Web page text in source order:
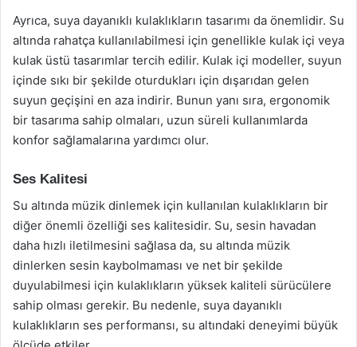
Ayrıca, suya dayanıklı kulaklıkların tasarımı da önemlidir. Su
altında rahatça kullanılabilmesi için genellikle kulak içi veya
kulak üstü tasarımlar tercih edilir. Kulak içi modeller, suyun
içinde sıkı bir şekilde oturdukları için dışarıdan gelen
suyun geçişini en aza indirir. Bunun yanı sıra, ergonomik
bir tasarıma sahip olmaları, uzun süreli kullanımlarda
konfor sağlamalarına yardımcı olur.
Ses Kalitesi
Su altında müzik dinlemek için kullanılan kulaklıkların bir
diğer önemli özelliği ses kalitesidir. Su, sesin havadan
daha hızlı iletilmesini sağlasa da, su altında müzik
dinlerken sesin kaybolmaması ve net bir şekilde
duyulabilmesi için kulaklıkların yüksek kaliteli sürücülere
sahip olması gerekir. Bu nedenle, suya dayanıklı
kulaklıkların ses performansı, su altındaki deneyimi büyük